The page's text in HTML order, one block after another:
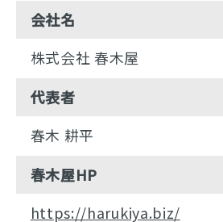
会社名
株式会社 春木屋
代表者
春木 耕平
春木屋HP
https://harukiya.biz/